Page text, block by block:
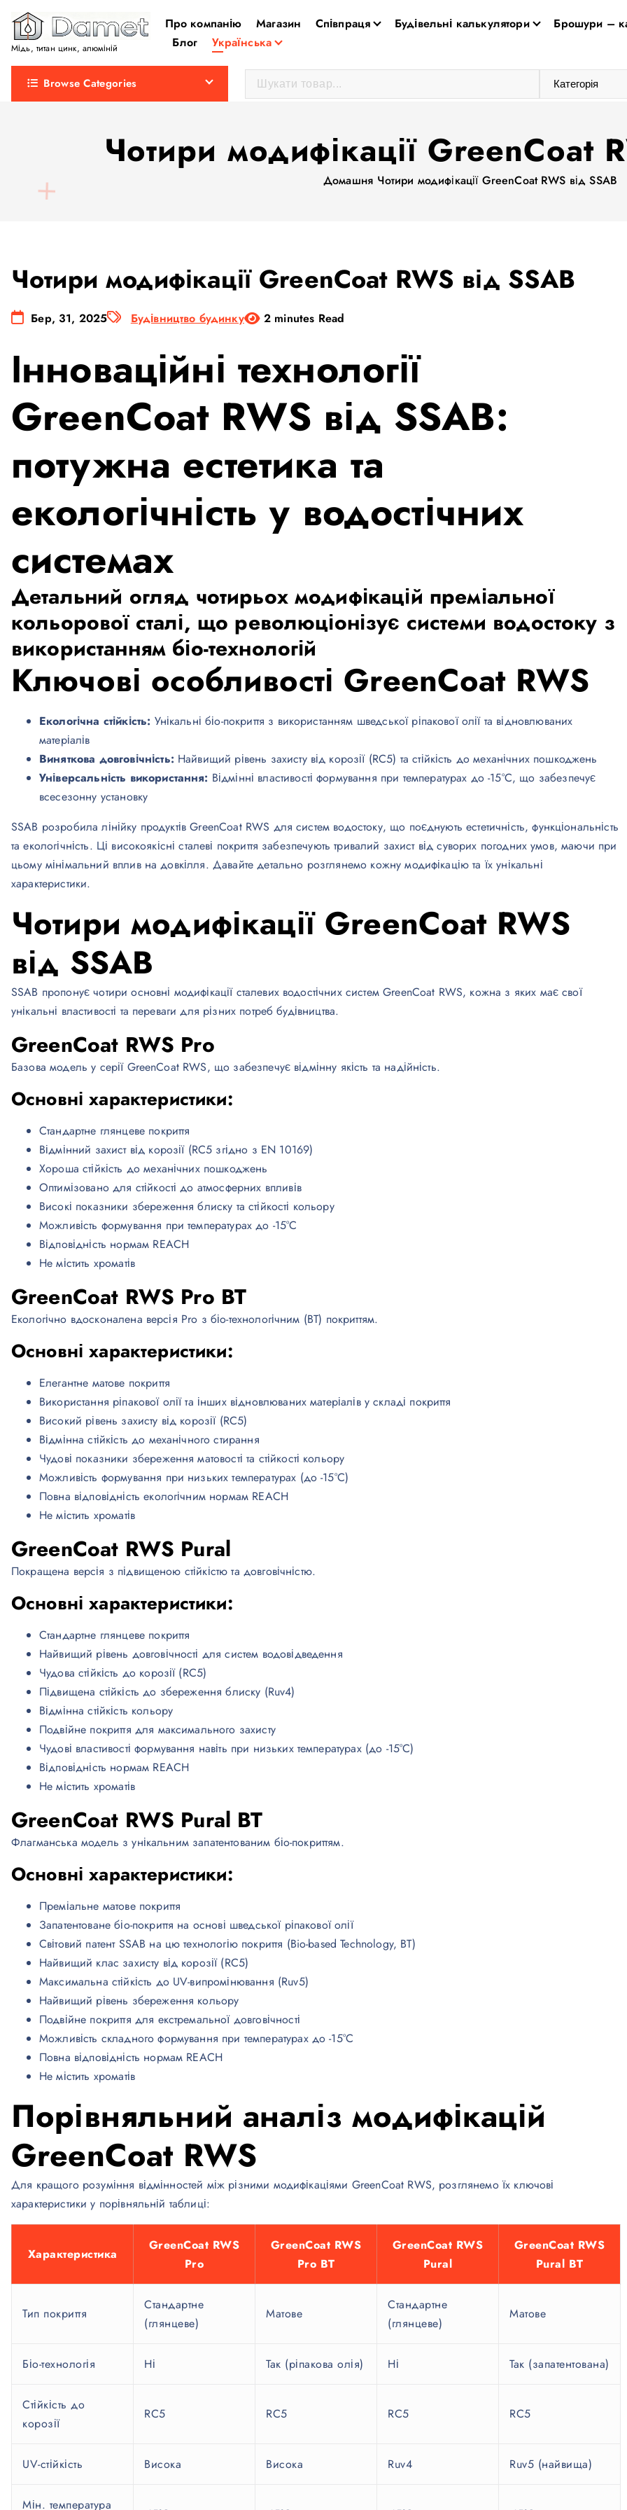
Мідь, титан цинк, алюміній
Про компанію Магазин Співпраця Будівельні калькулятори Брошури –
Блог
Українська
Browse Categories
Чотири модифікації GreenCoat
Домашня Чотири модифікації GreenCoat RWS від SSAB
Чотири модифікації GreenCoat RWS від SSAB
Бер, 31, 2025 Будівництво будинку 2 minutes Read
Інноваційні технології
GreenCoat RWS від SSAB:
потужна естетика та
екологічність у водостічних
системах
Детальний огляд чотирьох модифікацій преміальної
кольорової сталі, що революціонізує системи водостоку з
використанням біо-технологій
Ключові особливості GreenCoat RWS
Екологічна стійкість: Унікальні біо-покриття з використанням шведської ріпакової олії та відновлюваних
матеріалів
Виняткова довговічність: Найвищий рівень захисту від корозії (RC5) та стійкість до механічних пошкоджень
Універсальність використання: Відмінні властивості формування при температурах до -15°C, що забезпечує
всесезонну установку
SSAB розробила лінійку продуктів GreenCoat RWS для систем водостоку, що поєднують естетичність, функціональність
та екологічність. Ці високоякісні сталеві покриття забезпечують тривалий захист від суворих погодних умов, маючи при
цьому мінімальний вплив на довкілля. Давайте детально розглянемо кожну модифікацію та їх унікальні
характеристики.
Чотири модифікації GreenCoat RWS
від SSAB
SSAB пропонує чотири основні модифікації сталевих водостічних систем GreenCoat RWS, кожна з яких має свої
унікальні властивості та переваги для різних потреб будівництва.
GreenCoat RWS Pro
Базова модель у серії GreenCoat RWS, що забезпечує відмінну якість та надійність.
Основні характеристики:
Стандартне глянцеве покриття
Відмінний захист від корозії (RC5 згідно з EN 10169)
Хороша стійкість до механічних пошкоджень
Оптимізовано для стійкості до атмосферних впливів
Високі показники збереження блиску та стійкості кольору
Можливість формування при температурах до -15°C
Відповідність нормам REACH
Не містить хроматів
GreenCoat RWS Pro BT
Екологічно вдосконалена версія Pro з біо-технологічним (BT) покриттям.
Основні характеристики:
Елегантне матове покриття
Використання ріпакової олії та інших відновлюваних матеріалів у складі покриття
Високий рівень захисту від корозії (RC5)
Відмінна стійкість до механічного стирання
Чудові показники збереження матовості та стійкості кольору
Можливість формування при низьких температурах (до -15°C)
Повна відповідність екологічним нормам REACH
Не містить хроматів
GreenCoat RWS Pural
Покращена версія з підвищеною стійкістю та довговічністю.
Основні характеристики:
Стандартне глянцеве покриття
Найвищий рівень довговічності для систем водовідведення
Чудова стійкість до корозії (RC5)
Підвищена стійкість до збереження блиску (Ruv4)
Відмінна стійкість кольору
Подвійне покриття для максимального захисту
Чудові властивості формування навіть при низьких температурах (до -15°C)
Відповідність нормам REACH
Не містить хроматів
GreenCoat RWS Pural BT
Флагманська модель з унікальним запатентованим біо-покриттям.
Основні характеристики:
Преміальне матове покриття
Запатентоване біо-покриття на основі шведської ріпакової олії
Світовий патент SSAB на цю технологію покриття (Bio-based Technology, BT)
Найвищий клас захисту від корозії (RC5)
Максимальна стійкість до UV-випромінювання (Ruv5)
Найвищий рівень збереження кольору
Подвійне покриття для екстремальної довговічності
Можливість складного формування при температурах до -15°C
Повна відповідність нормам REACH
Не містить хроматів
Порівняльний аналіз модифікацій
GreenCoat RWS
Для кращого розуміння відмінностей між різними модифікаціями GreenCoat RWS, розглянемо їх ключові
характеристики у порівняльній таблиці:
Характеристика
GreenCoat RWS
Pro
GreenCoat RWS
Pro BT
GreenCoat RWS
Pural
GreenCoat RWS
Pural BT
Тип покриття
Стандартне
(глянцеве)
Матове
Стандартне
(глянцеве)
Матове
Біо-технологія Ні Так (ріпакова олія) Ні Так (запатентована)
Стійкість до
корозії
RC5 RC5 RC5 RC5
UV-стійкість Висока Висока Ruv4 Ruv5 (найвища)
Мін. температура